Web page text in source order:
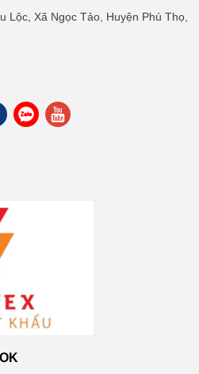
Lộc, Xã Ngọc Tảo, Huyện Phú Thọ,